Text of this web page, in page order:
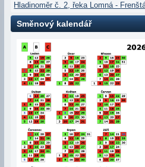
Hladinoměr č. 2, řeka Lomná -
Směnový kalendář